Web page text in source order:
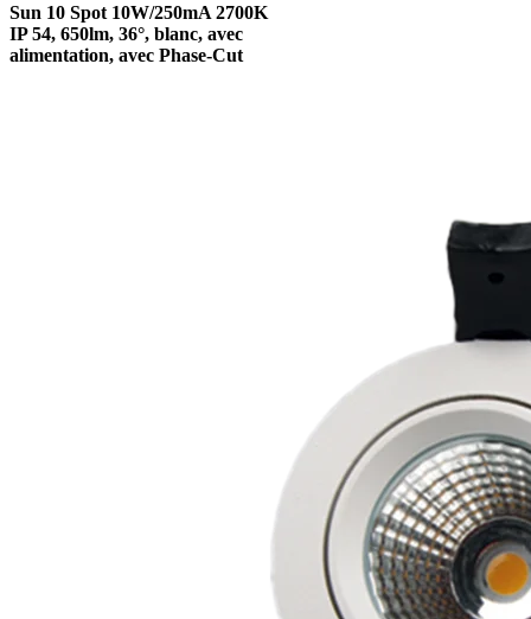
Sun 10 Spot 10W/250mA 2700K
IP 54, 650lm, 36°, blanc, avec
alimentation, avec Phase-Cut